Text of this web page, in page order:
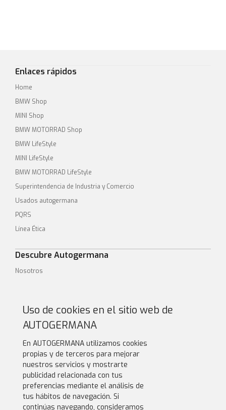
Enlaces rápidos
Home
BMW Shop
MINI Shop
BMW MOTORRAD Shop
BMW LifeStyle
MINI LifeStyle
BMW MOTORRAD LifeStyle
Superintendencia de Industria y Comercio
Usados autogermana
PQRS
Línea Ética
Descubre Autogermana
Nosotros
Gestiona tus pagos
Solicita tu cita de servicios
Síguenos en
Linkedin
Youtube
Uso de cookies en el sitio web de
AUTOGERMANA
En AUTOGERMANA utilizamos cookies
propias y de terceros para mejorar
nuestros servicios y mostrarte
publicidad relacionada con tus
preferencias mediante el análisis de
tus hábitos de navegación. Si
continúas navegando, consideramos